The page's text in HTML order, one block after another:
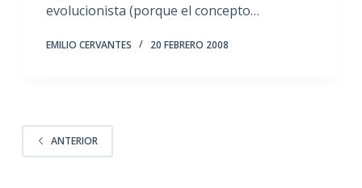
evolucionista (porque el concepto…
EMILIO CERVANTES 20 FEBRERO 2008
ANTERIOR